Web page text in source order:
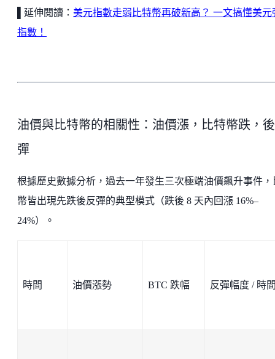
▌延伸閱讀： 美元指數走弱比特幣再破新高？ 一文搞懂美元
指數！
油價與比特幣的相關性：油價漲，比特幣跌，
彈
根據歷史數據分析，過去一年發生三次極端油價飆升事件，
幣皆出現先跌後反彈的典型模式（跌後 8 天內回漲 16%–
24%）。
時間 油價漲勢 BTC 跌幅 反彈幅度 / 時